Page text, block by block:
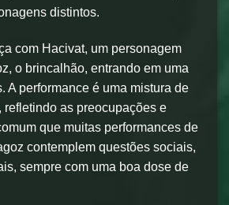
distintos.
com Hacivat, um personagem
o brincalhão, entrando em uma
A performance é uma mistura de
refletindo as preocupações e
que muitas performances de
contemplem questões sociais,
sempre com uma boa dose de